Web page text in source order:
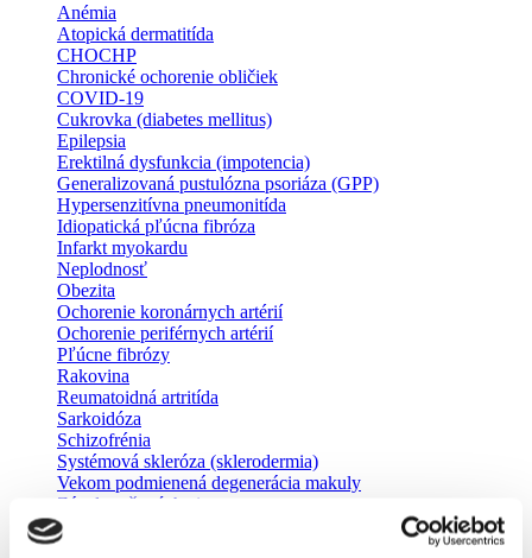
Anémia
Atopická dermatitída
CHOCHP
Chronické ochorenie obličiek
COVID-19
Cukrovka (diabetes mellitus)
Epilepsia
Erektilná dysfunkcia (impotencia)
Generalizovaná pustulózna psoriáza (GPP)
Hypersenzitívna pneumonitída
Idiopatická pľúcna fibróza
Infarkt myokardu
Neplodnosť
Obezita
Ochorenie koronárnych artérií
Ochorenie periférnych artérií
Pľúcne fibrózy
Rakovina
Reumatoidná artritída
Sarkoidóza
Schizofrénia
Systémová skleróza (sklerodermia)
Vekom podmienená degenerácia makuly
Zápal močových ciest
Odborníci
Pacientske organizácie